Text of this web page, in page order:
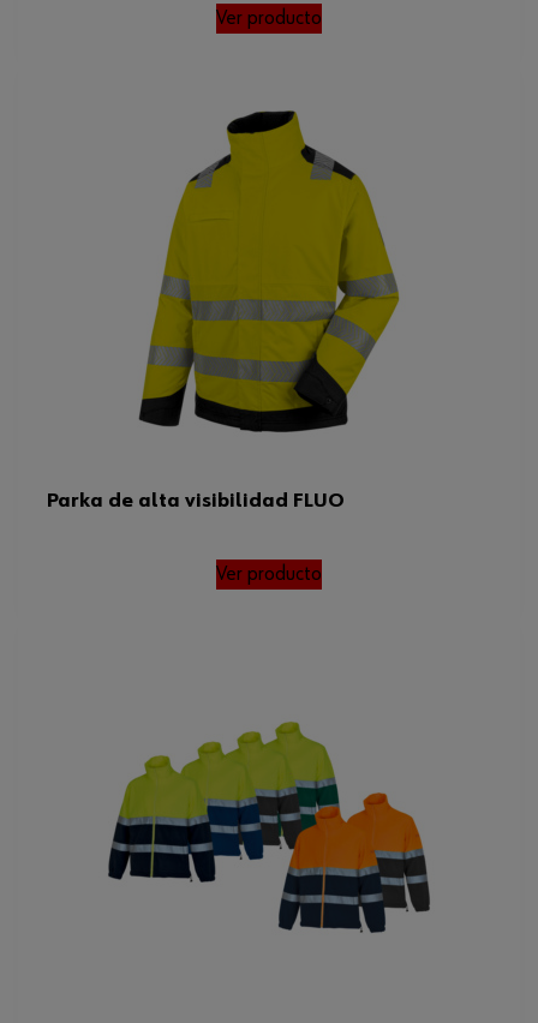
Ver producto
Parka de alta visibilidad FLUO
Ver producto